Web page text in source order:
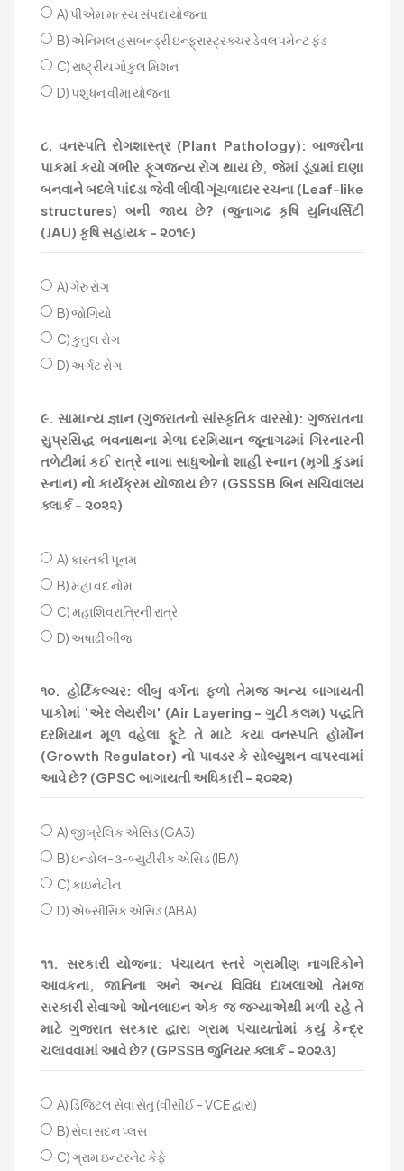
A) પીએમ મત્સ્ય સંપદા યોજના
B) એનિમલ હસબન્ડ્રી ઇન્ફ્રાસ્ટ્રક્ચર ડેવલપમેન્ટ ફંડ
C) રાષ્ટ્રીય ગોકુલ મિશન
D) પશુધન વીમા યોજના
૮. વનસ્પતિ રોગશાસ્ત્ર (Plant Pathology): બાજરીના
પાકમાં કયો ગંભીર ફૂગજન્ય રોગ થાય છે, જેમાં ડૂંડામાં દાણા
બનવાને બદલે પાંદડા જેવી લીલી ગૂંચળાદાર રચના (Leaf-like
structures) બની જાય છે? (જુનાગઢ કૃષિ યુનિવર્સિટી
(JAU) કૃષિ સહાયક - ૨૦૧૯)
A) ગેરુ રોગ
B) જોગિયો
C) કુતુલ રોગ
D) અર્ગટ રોગ
૯. સામાન્ય જ્ઞાન (ગુજરાતનો સાંસ્કૃતિક વારસો): ગુજરાતના
સુપ્રસિદ્ધ ભવનાથના મેળા દરમિયાન જૂનાગઢમાં ગિરનારની
તળેટીમાં કઈ રાત્રે નાગા સાધુઓનો શાહી સ્નાન (મૃગી કુંડમાં
સ્નાન) નો કાર્યક્રમ યોજાય છે? (GSSSB બિન સચિવાલય
ક્લાર્ક - ૨૦૨૨)
A) કારતકી પૂનમ
B) મહા વદ નોમ
C) મહાશિવરાત્રિની રાત્રે
D) અષાઢી બીજ
૧૦. હોર્ટિકલ્ચર: લીંબુ વર્ગના ફળો તેમજ અન્ય બાગાયતી
પાકોમાં 'એર લેયરીંગ' (Air Layering - ગુટી કલમ) પદ્ધતિ
દરમિયાન મૂળ વહેલા ફૂટે તે માટે કયા વનસ્પતિ હોર્મોન
(Growth Regulator) નો પાવડર કે સોલ્યુશન વાપરવામાં
આવે છે? (GPSC બાગાયતી અધિકારી - ૨૦૨૨)
A) જીબ્રેલિક એસિડ (GA3)
B) ઇન્ડોલ-૩-બ્યુટીરીક એસિડ (IBA)
C) કાઇનેટીન
D) એબ્સીસિક એસિડ (ABA)
૧૧. સરકારી યોજના: પંચાયત સ્તરે ગ્રામીણ નાગરિકોને
આવકના, જાતિના અને અન્ય વિવિધ દાખલાઓ તેમજ
સરકારી સેવાઓ ઓનલાઇન એક જ જગ્યાએથી મળી રહે તે
માટે ગુજરાત સરકાર દ્વારા ગ્રામ પંચાયતોમાં કયું કેન્દ્ર
ચલાવવામાં આવે છે? (GPSSB જુનિયર ક્લાર્ક - ૨૦૨૩)
A) ડિજિટલ સેવા સેતુ (વીસીઈ - VCE દ્વારા)
B) સેવા સદન પ્લસ
C) ગ્રામ ઇન્ટરનેટ કેફે